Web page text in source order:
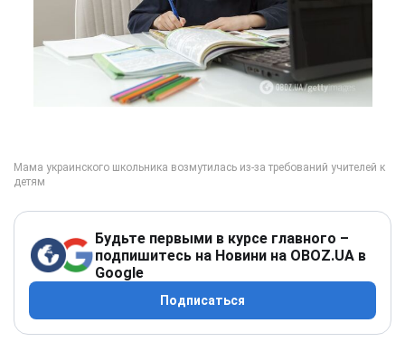
Будьте первыми в курсе главного –
подпишитесь на Новини на OBOZ.UA в
Google
Подписаться